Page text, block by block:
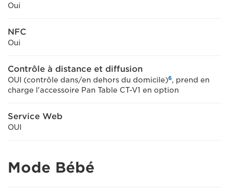
Oui
NFC
Oui
Contrôle à distance et diffusion
OUI (contrôle dans/en dehors du domicile)6, prend en
charge l'accessoire Pan Table CT-V1 en option
Service Web
OUI
Mode Bébé